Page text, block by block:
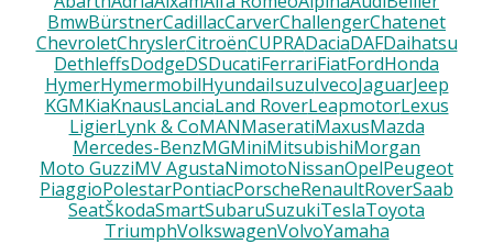
BmwBürstnerCadillacCarverChallengerChatenet
ChevroletChryslerCitroënCUPRADaciaDAFDaihatsu
DethleffsDodgeDSDucatiFerrariFiatFordHonda
HymerHymermobilHyundaiIsuzuIvecoJaguarJeep
KGMKiaKnausLanciaLand RoverLeapmotorLexus
LigierLynk & CoMANMaseratiMaxusMazda
Mercedes-BenzMGMiniMitsubishiMorgan
Moto GuzziMV AgustaNimotoNissanOpelPeugeot
PiaggioPolestarPontiacPorscheRenaultRoverSaab
SeatŠkodaSmartSubaruSuzukiTeslaToyota
TriumphVolkswagenVolvoYamaha